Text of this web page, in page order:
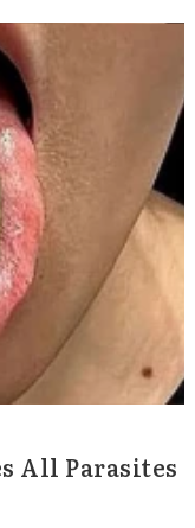
All Parasites